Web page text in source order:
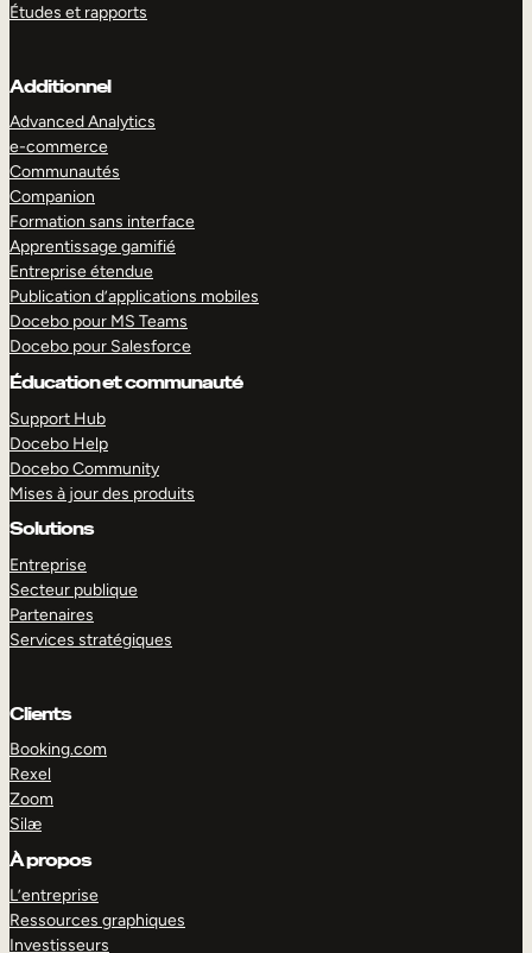
Études et rapports
Additionnel
Advanced Analytics
e-commerce
Communautés
Companion
Formation sans interface
Apprentissage gamifié
Entreprise étendue
Publication d’applications mobiles
Docebo pour MS Teams
Docebo pour Salesforce
Éducation et communauté
Support Hub
Docebo Help
Docebo Community
Mises à jour des produits
Solutions
Entreprise
Secteur publique
Partenaires
Services stratégiques
Clients
Booking.com
Rexel
Zoom
Silæ
À propos
L’entreprise
Ressources graphiques
Investisseurs